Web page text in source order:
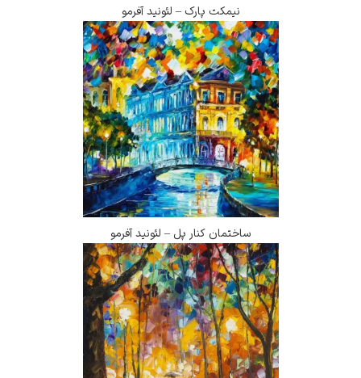
نیمکت پارک – لئونید آفرمو
ساختمان کنار پل – لئونید آفرمو